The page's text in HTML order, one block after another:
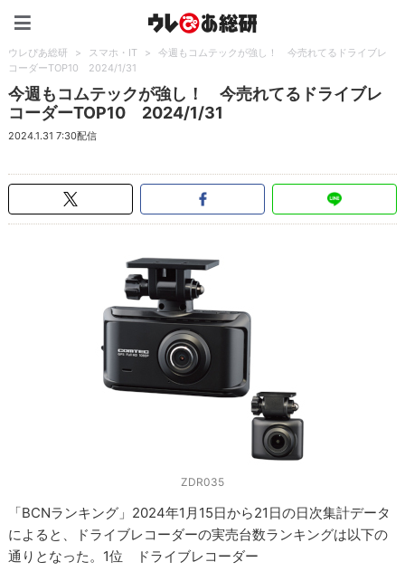
ウレぴあ総研 > スマホ・IT >
今週もコムテックが強し！ 今売れてるドライブレ
コーダーTOP10 2024/1/31
今週もコムテックが強し！ 今売れてるドライブレ
コーダーTOP10 2024/1/31
2024.1.31 7:30配信
ZDR035
「BCNランキング」2024年1月15日から21日の日次集計データ
によると、ドライブレコーダーの実売台数ランキングは以下の
通りとなった。1位 ドライブレコーダー